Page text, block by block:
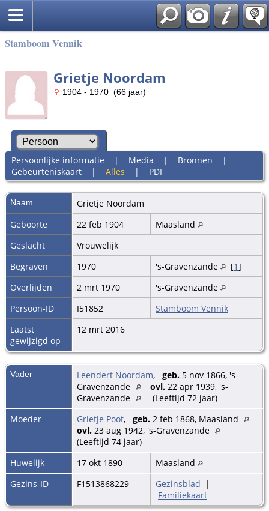
Stamboom Vennik
Grietje Noordam
1904 - 1970 (66 jaar)
Persoonlijke informatie | Media | Bronnen |
Gebeurteniskaart| Alles | PDF
Naam Grietje Noordam
Geboorte
22 feb 1904
Maasland
Geslacht
Vrouwelijk
Begraven
1970 's-Gravenzande [1]
Overlijden
2 mrt 1970
's-Gravenzande
Persoon-ID
I51852
Stamboom Vennik
Laatst
gewijzigd op
12 mrt 2016
Vader Leendert Noordam, geb. 5 nov 1866, 's-
Gravenzande
ovl. 22 apr 1939, 's-
Gravenzande
(Leeftijd 72 jaar)
Moeder
Grietje Poot, geb. 2 feb 1868, Maasland
ovl. 23 aug 1942, 's-Gravenzande
(Leeftijd 74 jaar)
Huwelijk
17 okt 1890
Maasland
Gezins-ID
F1513868229 Gezinsblad |
Familiekaart